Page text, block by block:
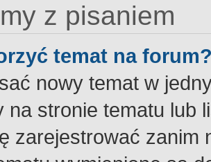
z pisaniem
temat na
nowy temat w
na stronie tematu lub
zarejestrować